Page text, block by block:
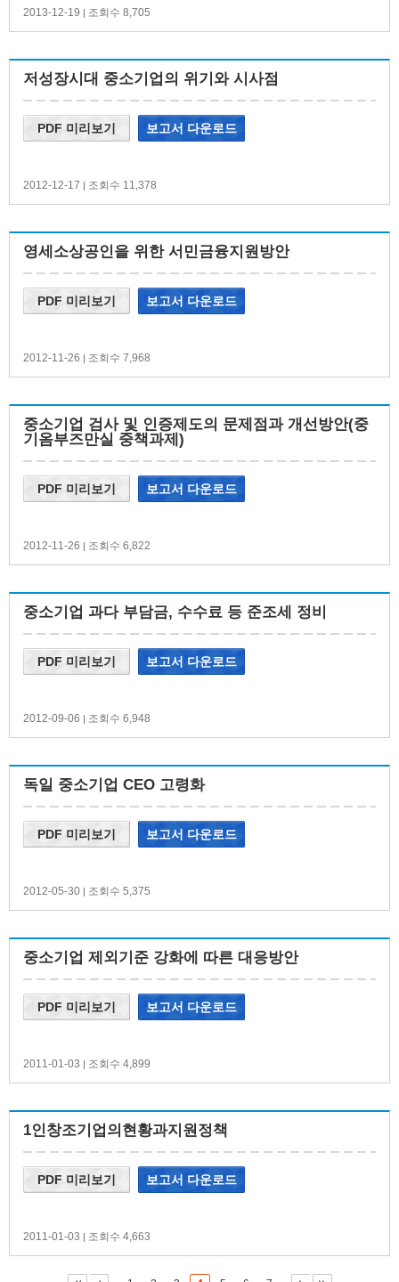
2013-12-19 | 조회수 8,705
저성장시대 중소기업의 위기와 시사점
2012-12-17 | 조회수 11,378
PDF 미리보기 보고서 다운로드
영세소상공인을 위한 서민금융지원방안
2012-11-26 | 조회수 7,968
PDF 미리보기 보고서 다운로드
중소기업 검사 및 인증제도의 문제점과 개선방안(중
기옴부즈만실 중책과제)
2012-11-26 | 조회수 6,822
PDF 미리보기 보고서 다운로드
중소기업 과다 부담금, 수수료 등 준조세 정비
2012-09-06 | 조회수 6,948
PDF 미리보기 보고서 다운로드
독일 중소기업 CEO 고령화
2012-05-30 | 조회수 5,375
PDF 미리보기 보고서 다운로드
중소기업 제외기준 강화에 따른 대응방안
2011-01-03 | 조회수 4,899
PDF 미리보기 보고서 다운로드
1인창조기업의현황과지원정책
2011-01-03 | 조회수 4,663
PDF 미리보기 보고서 다운로드